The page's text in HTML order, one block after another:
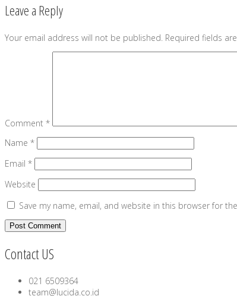
Leave a Reply
Your email address will not be published. Required fields
Comment *
Name *
Email *
Website
Save my name, email, and website in this browser for
Contact US
021 6509364
team@lucida.co.id